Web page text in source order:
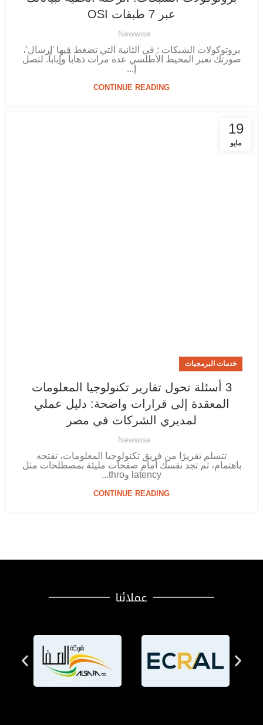
عبر 7 طبقات OSI
Newwise
بروتوكولات الشبكات : في الثانية التي تضغط فيها 'إرسال'،
صورتك تعبر المحيط الأطلسي عدة مرات ذهاباً وإياباً. لتصل
إ...
CONTINUE READING
19
مايو
خدمات البرمجيات
3 أسئلة تحول تقارير تكنولوجيا المعلومات
المعقدة إلى قرارات واضحة: دليل عملي
لمديري الشركات في مصر
Newwise
تتسلم تقريرًا من فريق تكنولوجيا المعلومات، تفتحه
باهتمام، ثم تجد نفسك أمام صفحات مليئة بمصطلحات مثل
latency وthro...
CONTINUE READING
عملائنا